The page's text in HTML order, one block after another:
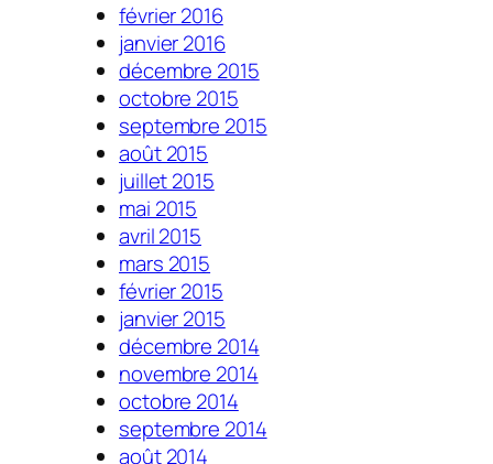
février 2016
janvier 2016
décembre 2015
octobre 2015
septembre 2015
août 2015
juillet 2015
mai 2015
avril 2015
mars 2015
février 2015
janvier 2015
décembre 2014
novembre 2014
octobre 2014
septembre 2014
août 2014